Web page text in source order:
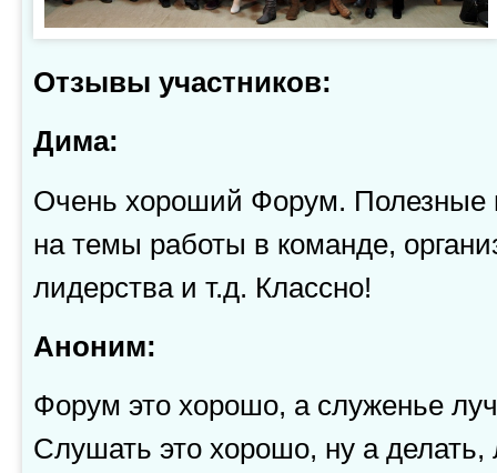
Отзывы участников:
Дима:
Очень хороший Форум. Полезные
на темы работы в команде,
лидерства и т.д. Классно!
Аноним:
Форум это хорошо, а служенье
Слушать это хорошо, ну а